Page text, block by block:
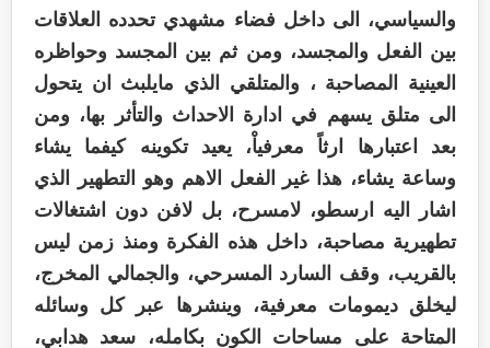
والسياسي، الى داخل فضاء مشهدي تحدده العلاقات
بين الفعل والمجسد، ومن ثم بين المجسد وحواظره
العينية المصاحبة ، والمتلقي الذي مايلبث ان يتحول
الى متلق يسهم في ادارة الاحداث والتأثر بها، ومن
بعد اعتبارها ارثاً معرفياْ، يعيد تكوينه كيفما يشاء
وساعة يشاء، هذا غير الفعل الاهم وهو التطهير الذي
اشار اليه ارسطو، لامسرح، بل لافن دون اشتغالات
تطهيرية مصاحبة، داخل هذه الفكرة ومنذ زمن ليس
بالقريب، وقف السارد المسرحي، والجمالي المخرج،
ليخلق ديمومات معرفية، وينشرها عبر كل وسائله
المتاحة على مساحات الكون بكامله، سعد هدابي،